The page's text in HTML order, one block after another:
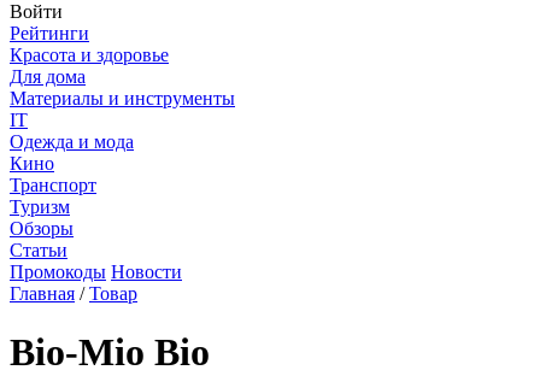
Войти
Рейтинги
Красота и здоровье
Для дома
Материалы и инструменты
IT
Одежда и мода
Кино
Транспорт
Туризм
Обзоры
Статьи
Промокоды Новости
Главная /Товар
Bio-Mio Bio